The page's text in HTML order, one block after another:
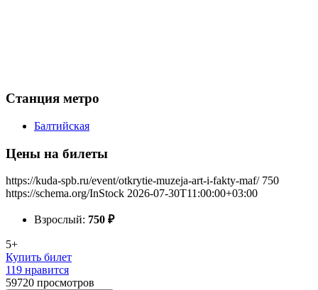
Станция метро
Балтийская
Цены на билеты
https://kuda-spb.ru/event/otkrytie-muzeja-art-i-fakty-maf/ 750
https://schema.org/InStock 2026-07-30T11:00:00+03:00
Взрослый: 750 ₽
5+
Купить билет
119 нравится
59720 просмотров